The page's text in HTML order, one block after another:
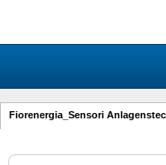
Fiorenergia_Sensori